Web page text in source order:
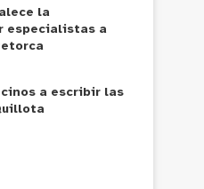
la
especialistas a
a escribir las